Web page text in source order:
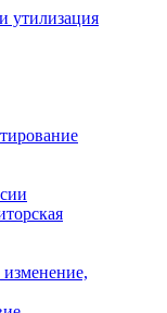
утилизация